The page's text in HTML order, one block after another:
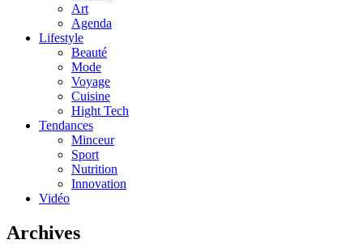
Art
Agenda
Lifestyle
Beauté
Mode
Voyage
Cuisine
Hight Tech
Tendances
Minceur
Sport
Nutrition
Innovation
Vidéo
Archives